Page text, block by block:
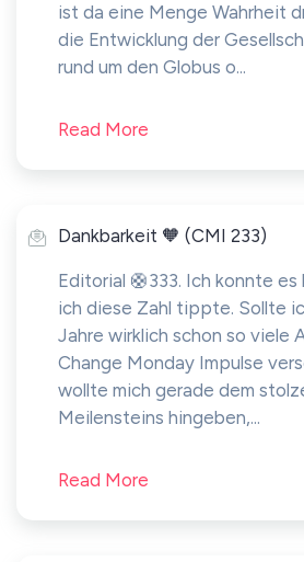
ist da eine Menge Wahrheit
die Entwicklung der
rund um den Globus o...
Read More
Dankbarkeit 🧡 (CMI 233)
Editorial 🛟333. Ich konnte es
ich diese Zahl tippte. Sollte
Jahre wirklich schon so viele
Change Monday Impulse
wollte mich gerade dem
Meilensteins hingeben,...
Read More